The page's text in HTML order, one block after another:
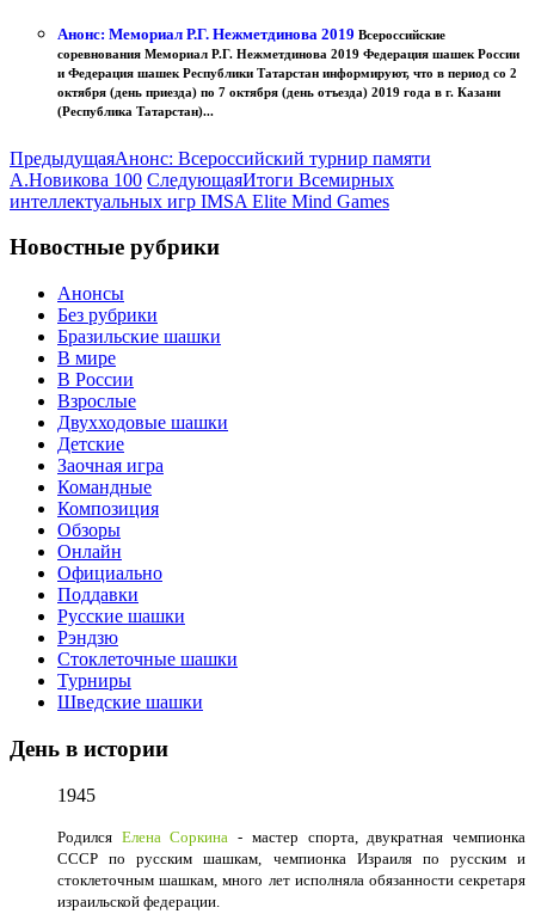
Анонс: Мемориал Р.Г. Нежметдинова 2019 Всероссийские
соревнования Мемориал Р.Г. Нежметдинова 2019 Федерация шашек России
и Федерация шашек Республики Татарстан информируют, что в период со 2
октября (день приезда) по 7 октября (день отъезда) 2019 года в г. Казани
(Республика Татарстан)...
ПредыдущаяАнонс: Всероссийский турнир памяти
А.Новикова 100 СледующаяИтоги Всемирных
интеллектуальных игр IMSA Elite Mind Games
Новостные рубрики
Анонсы
Без рубрики
Бразильские шашки
В мире
В России
Взрослые
Двухходовые шашки
Детские
Заочная игра
Командные
Композиция
Обзоры
Онлайн
Официально
Поддавки
Русские шашки
Рэндзю
Стоклеточные шашки
Турниры
Шведские шашки
День в истории
1945
Родился Елена Соркина - мастер спорта, двукратная чемпионка
СССР по русским шашкам, чемпионка Израиля по русским и
стоклеточным шашкам, много лет исполняла обязанности секретаря
израильской федерации.